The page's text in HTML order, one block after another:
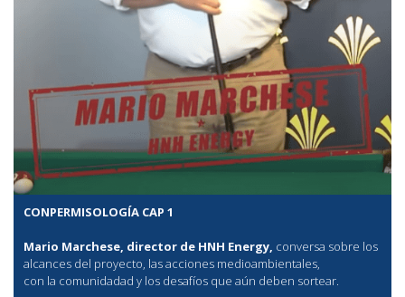
CONPERMISOLOGÍA CAP 1
Mario Marchese, director de HNH Energy, conversa sobre los
alcances del proyecto, las acciones medioambientales,
con la comunidadad y los desafíos que aún deben sortear.